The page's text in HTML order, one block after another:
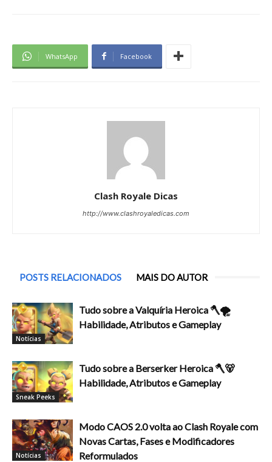
WhatsApp Facebook
Clash Royale Dicas
http://www.clashroyaledicas.com
POSTS RELACIONADOS MAIS DO AUTOR
Notícias
Tudo sobre a Valquíria Heroica 🪓🌪️
Habilidade, Atributos e Gameplay
Sneak Peeks
Tudo sobre a Berserker Heroica 🪓🐻
Habilidade, Atributos e Gameplay
Notícias
Modo CAOS 2.0 volta ao Clash Royale com
Novas Cartas, Fases e Modificadores
Reformulados